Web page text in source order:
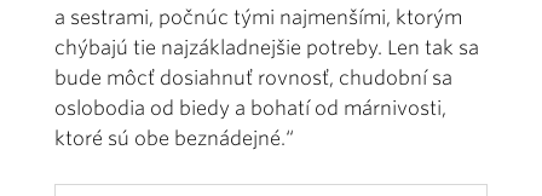
a sestrami, počnúc tými najmenšími, ktorým
chýbajú tie najzákladnejšie potreby. Len tak sa
bude môcť dosiahnuť rovnosť, chudobní sa
oslobodia od biedy a bohatí od márnivosti,
ktoré sú obe beznádejné.“